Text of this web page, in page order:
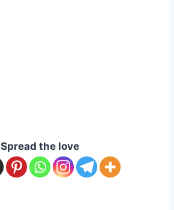
Spread the love